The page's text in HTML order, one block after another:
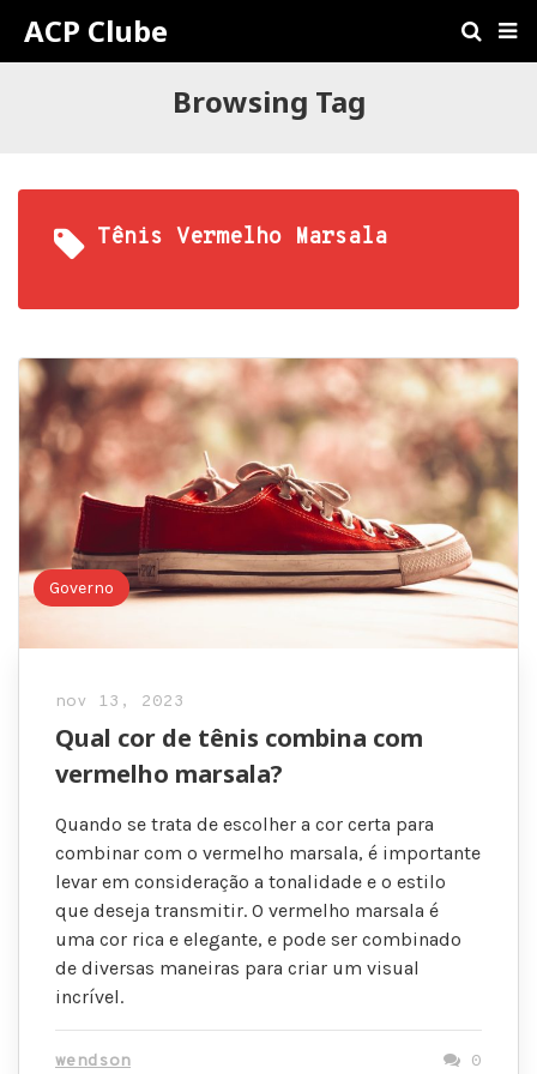
ACP Clube
Browsing Tag
Tênis Vermelho Marsala
Governo
nov 13, 2023
Qual cor de tênis combina com
vermelho marsala?
Quando se trata de escolher a cor certa para
combinar com o vermelho marsala, é importante
levar em consideração a tonalidade e o estilo
que deseja transmitir. O vermelho marsala é
uma cor rica e elegante, e pode ser combinado
de diversas maneiras para criar um visual
incrível.
wendson 0